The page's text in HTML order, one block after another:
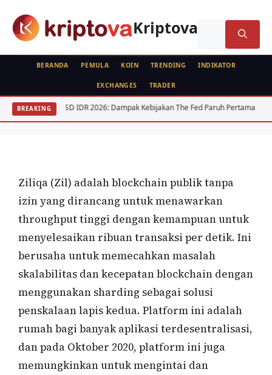
Kriptova
BERANDA PEMULA KOIN TRENDING INDIKATOR
EXCHANGES TRADER
BREAKING
USD IDR 2026: Dampak Kebijakan The Fed Paruh Pertama
KOIN
Ziliqa (Zil)
Ziliqa (Zil) adalah blockchain publik tanpa
izin yang dirancang untuk menawarkan
throughput tinggi dengan kemampuan untuk
menyelesaikan ribuan transaksi per detik. Ini
berusaha untuk memecahkan masalah
skalabilitas dan kecepatan blockchain dengan
menggunakan sharding sebagai solusi
penskalaan lapis kedua. Platform ini adalah
rumah bagi banyak aplikasi terdesentralisasi,
dan pada Oktober 2020, platform ini juga
memungkinkan untuk mengintai dan